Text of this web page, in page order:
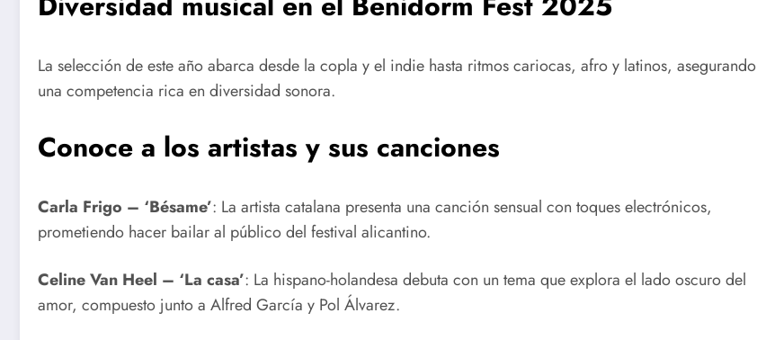
La selección de este año abarca desde la copla y el indie hasta ritmos cariocas, afro y latinos, asegurando
una competencia rica en diversidad sonora.
Conoce a los artistas y sus canciones
Carla Frigo – ‘Bésame’: La artista catalana presenta una canción sensual con toques electrónicos,
prometiendo hacer bailar al público del festival alicantino.
Celine Van Heel – ‘La casa’: La hispano-holandesa debuta con un tema que explora el lado oscuro del
amor, compuesto junto a Alfred García y Pol Álvarez.